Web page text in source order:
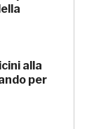
alla
per